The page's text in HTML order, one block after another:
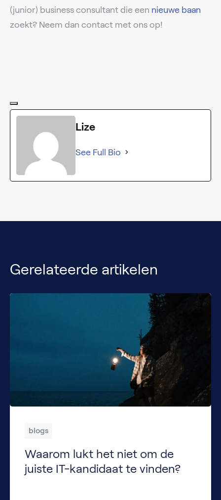
(junior) business consultant die een nieuwe baan
zoekt? Neem dan contact met ons op!
Lize
See Full Bio
Gerelateerde artikelen
blogs
Waarom lukt het niet om de
juiste IT-kandidaat te vinden?